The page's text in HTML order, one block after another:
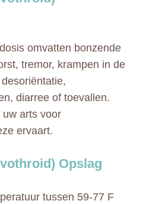
omvatten bonzende
tremor, krampen in de
diarree of toevallen.
arts voor
ervaart.
Opslag
tussen 59-77 F